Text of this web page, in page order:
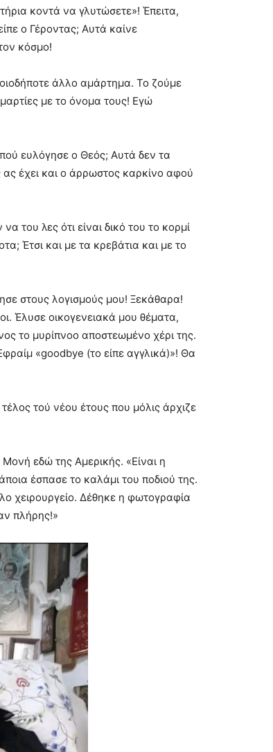
κοντά να γλυτώσετε»! Έπειτα,
ο Γέροντας; Αυτά καίνε
κόσμο!
άλλο αμάρτημα. Το ζούμε
με το όνομα τους! Εγώ
ευλόγησε ο Θεός; Αυτά δεν τα
έχει και ο άρρωστος καρκίνο αφού
του λες ότι είναι δικό του το κορμί
Έτσι και με τα κρεβάτια και με το
στους λογισμούς μου! Ξεκάθαρα!
Έλυσε οικογενειακά μου θέματα,
το μυρίπνοο αποστεωμένο χέρι της.
«goodbye (το είπε αγγλικά)»! Θα
τού νέου έτους που μόλις άρχιζε
εδώ της Αμερικής. «Είναι η
έσπασε το καλάμι του ποδιού της.
χειρουργείο. Δέθηκε η φωτογραφία
πλήρης!»